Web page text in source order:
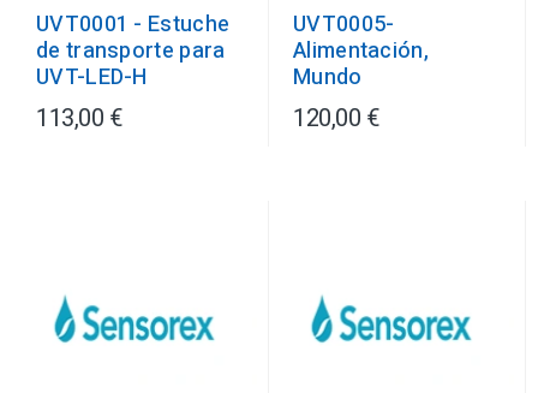
UVT0001 - Estuche
de transporte para
UVT-LED-H
113,00 €
UVT0005-
Alimentación,
Mundo
120,00 €